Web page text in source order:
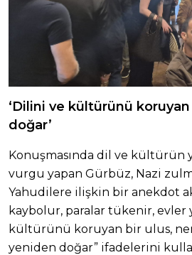
‘Dilini ve kültürünü
doğar’
Konuşmasında dil ve kültürün
vurgu yapan Gürbüz, Nazi
Yahudilere ilişkin bir anekdot
kaybolur, paralar tükenir, evler
kültürünü koruyan bir ulus,
yeniden doğar” ifadelerini